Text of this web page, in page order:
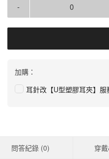
-
加購：
耳針改【U型塑膠耳夾】服
問答紀錄 (0) 穿